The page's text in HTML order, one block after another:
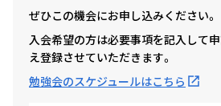
ぜひこの機会にお申し込みください。
入会希望の方は必要事項を記入して
え登録させていただきます。
勉強会のスケジュールはこちら